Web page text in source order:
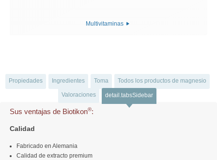
Multivitaminas
Propiedades Ingredientes Toma Todos los productos de magnesio
Valoraciones detail.tabsSidebar
Sus ventajas de Biotikon®:
Calidad
Fabricado en Alemania
Calidad de extracto premium